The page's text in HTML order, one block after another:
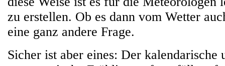
zu erstellen. Ob es dann vom Wetter
eine ganz andere Frage.
Sicher ist aber eines: Der kalendarische